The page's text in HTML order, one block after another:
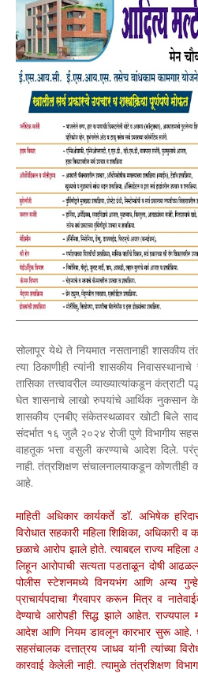
सोलापूर येथे ते नियमात नसतानाही शासकीय
त्या ठिकाणीही त्यांनी शासकीय
तासिका तत्त्वावरील व्याख्यात्यांकडून कंत्राटी
घेत शासनाचे लाखो रुपयांचे आर्थिक नुकसान
शासकीय एनबीए संकेतस्थळावर खोटी बिले
संदर्भात १६ जुलै २०२४ रोजी पुणे विभागीय
वाहतूक भत्ता वसुली करण्याचे आदेश दिले. परंतु
नाही. तंत्रशिक्षण संचालनालयाकडून कोणतीही
आहे.
माहिती अधिकार कार्यकर्ते डॉ. अभिषेक
विरोधात सहकारी महिला शिक्षिका, अधिकारी
छळाचे आरोप झाले होते. त्याबद्दल राज्य
लिहून आरोपाची सत्यता पडताळून दोषी
पोलीस स्टेशनमध्ये विनयभंग आणि अन्य
प्राचार्यपदाचा गैरवापर करून मित्र व
देण्याचे आरोपही सिद्ध झाले आहेत. राज्यपाल
आदेश आणि नियम डावलून कारभार सुरू आहे.
सहसंचालक दत्तात्रय जाधव यांनी त्यांच्या
कारवाई केलेली नाही. त्यामुळे तंत्रशिक्षण